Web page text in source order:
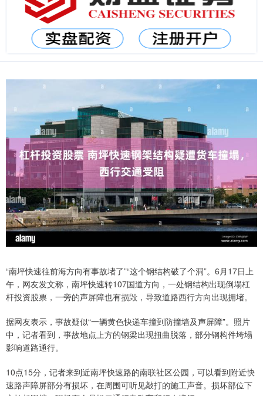
“南坪快速往前海方向有事故堵了”“这个钢结构破了个洞”。6月17日上
午，网友发文称，南坪快速转107国道方向，一处钢结构出现倒塌杠
杆投资股票，一旁的声屏障也有损毁，导致道路西行方向出现拥堵。
据网友表示，事故疑似“一辆黄色快递车撞到防撞墙及声屏障”。照片
中，记者看到，事故地点上方的钢梁出现扭曲脱落，部分钢构件垮塌
影响道路通行。
10点15分，记者来到近南坪快速路的南联社区公园，可以看到附近快
速路声障屏部分有损坏，在周围可听见敲打的施工声音。损坏部位下